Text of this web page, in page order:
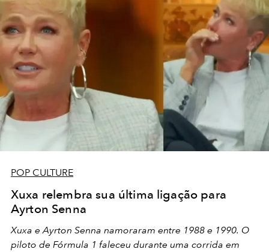
POP CULTURE
Xuxa relembra sua última ligação para
Ayrton Senna
Xuxa e Ayrton Senna namoraram entre 1988 e 1990. O
piloto de Fórmula 1 faleceu durante uma corrida em